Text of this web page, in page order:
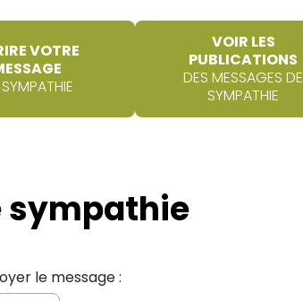
VOTRE
VOIR LES
PUBLICATIONS
DES MESSAGES DE
SYMPATHIE
sympathie
le message :